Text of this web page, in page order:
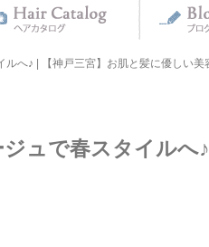
へ♪ | 【神戸三宮】お肌と髪に優しい美
ュで春スタイルへ♪